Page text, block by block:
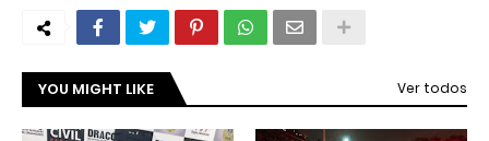
YOU MIGHT LIKE Ver todos